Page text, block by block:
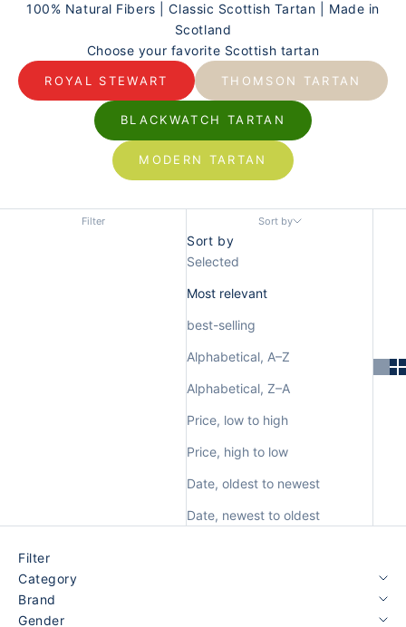
100% Natural Fibers | Classic Scottish Tartan | Made in
Scotland
Choose your favorite Scottish tartan
ROYAL STEWART THOMSON TARTAN
BLACKWATCH TARTAN
MODERN TARTAN
Filter Sort by
Sort by
Selected
Most relevant
best-selling
Alphabetical, A–Z
Alphabetical, Z–A
Price, low to high
Price, high to low
Date, oldest to newest
Date, newest to oldest
Filter
Category
Brand
Gender